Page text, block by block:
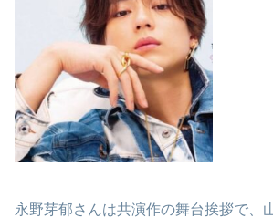
永野芽郁さんは共演作の舞台挨拶で、